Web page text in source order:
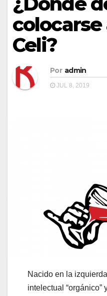
colocarse
Celi?
Por admin
JUL 8, 2019
Nacido en la
intelectual “orgánico”